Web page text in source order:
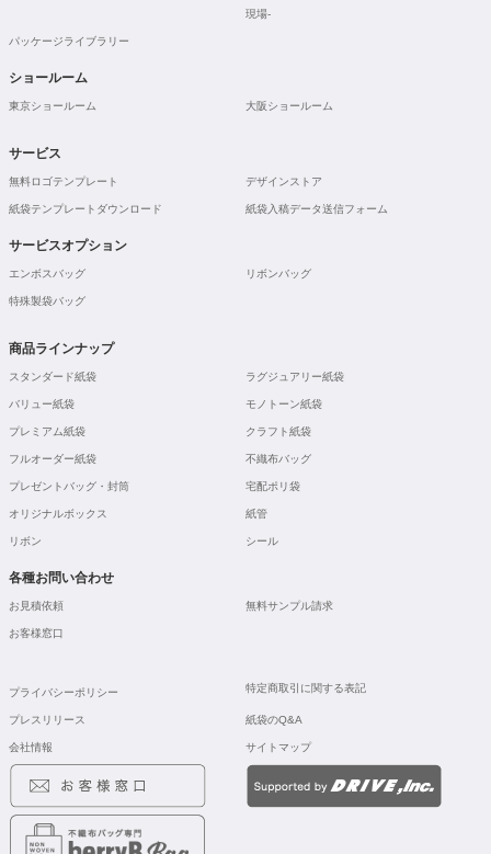
現場-
パッケージライブラリー
ショールーム
東京ショールーム 大阪ショールーム
サービス
無料ロゴテンプレート デザインストア
紙袋テンプレートダウンロード 紙袋入稿データ送信フォーム
サービスオプション
エンボスバッグ リボンバッグ
特殊製袋バッグ
商品ラインナップ
スタンダード紙袋 ラグジュアリー紙袋
バリュー紙袋 モノトーン紙袋
プレミアム紙袋 クラフト紙袋
フルオーダー紙袋 不織布バッグ
プレゼントバッグ・封筒 宅配ポリ袋
オリジナルボックス 紙管
リボン シール
各種お問い合わせ
お見積依頼 無料サンプル請求
お客様窓口
プライバシーポリシー 特定商取引に関する表記
プレスリリース 紙袋のQ&A
会社情報 サイトマップ